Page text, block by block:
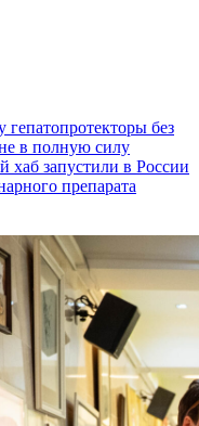
без
в полную силу
хаб запустили в России
препарата